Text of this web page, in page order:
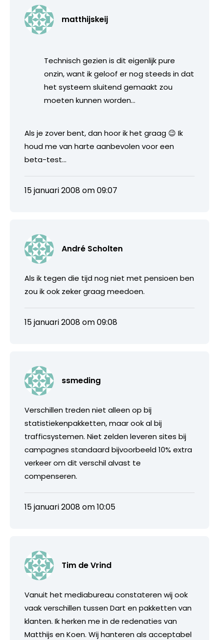
matthijskeij
Technisch gezien is dit eigenlijk pure
onzin, want ik geloof er nog steeds in dat
het systeem sluitend gemaakt zou
moeten kunnen worden…
Als je zover bent, dan hoor ik het graag 😉 Ik
houd me van harte aanbevolen voor een
beta-test…
15 januari 2008 om 09:07
André Scholten
Als ik tegen die tijd nog niet met pensioen ben
zou ik ook zeker graag meedoen.
15 januari 2008 om 09:08
ssmeding
Verschillen treden niet alleen op bij
statistiekenpakketten, maar ook al bij
trafficsystemen. Niet zelden leveren sites bij
campagnes standaard bijvoorbeeld 10% extra
verkeer om dit verschil alvast te
compenseren.
15 januari 2008 om 10:05
Tim de Vrind
Vanuit het mediabureau constateren wij ook
vaak verschillen tussen Dart en pakketten van
klanten. Ik herken me in de redenaties van
Matthijs en Koen. Wij hanteren als acceptabel